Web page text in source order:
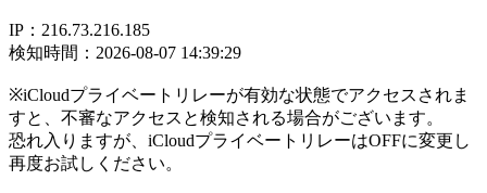
IP：216.73.216.185
検知時間：2026-08-07 14:39:29
※iCloudプライベートリレーが有効な状態でアクセスされま
すと、不審なアクセスと検知される場合がございます。
恐れ入りますが、iCloudプライベートリレーはOFFに変更し
再度お試しください。